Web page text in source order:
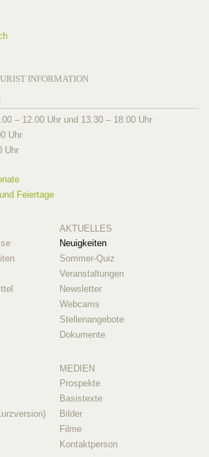
INFORMATION
– 12.00 Uhr und 13.30 – 18.00 Uhr
Uhr
Uhr
Feiertage
AKTUELLES
Neuigkeiten
Sommer-Quiz
Veranstaltungen
Newsletter
Webcams
Stellenangebote
Dokumente
MEDIEN
Prospekte
Basistexte
Bilder
Filme
Kontaktperson